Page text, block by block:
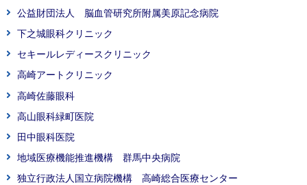
公益財団法人 脳血管研究所附属美原記念病院
下之城眼科クリニック
セキールレディースクリニック
高崎アートクリニック
高崎佐藤眼科
高山眼科緑町医院
田中眼科医院
地域医療機能推進機構 群馬中央病院
独立行政法人国立病院機構 高崎総合医療センター